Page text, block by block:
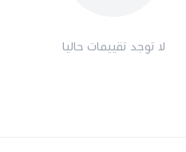
لا توجد تقييمات حاليا